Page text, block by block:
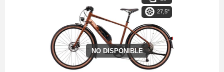
NO DISPONIBLE
27,5"